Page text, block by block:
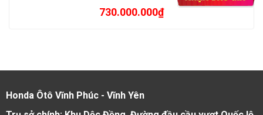
730.000.000₫
Honda Ôtô Vĩnh Phúc - Vĩnh Yên